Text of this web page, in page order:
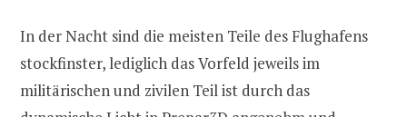
In der Nacht sind die meisten Teile des Flughafens
stockfinster, lediglich das Vorfeld jeweils im
militärischen und zivilen Teil ist durch das